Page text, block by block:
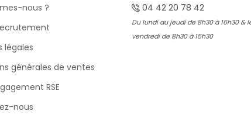
nous ?
légales
générales de ventes
RSE
nous
04 42 20 78 42
Du lundi au jeudi de 8h30 à 16h30 &
vendredi de 8h30 à 15h30